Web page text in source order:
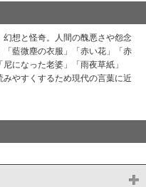
幻想と怪奇。人間の醜悪さや怨念
藍微塵の衣服」「赤い花」「赤
になった老婆」「雨夜草紙」
みやすくするため現代の言葉に近